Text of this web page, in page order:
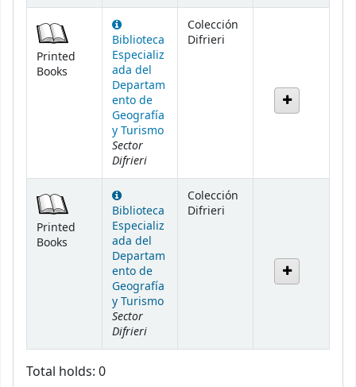
Printed
Books
Biblioteca
Especializ
ada del
Departam
ento de
Geografía
y Turismo
Sector
Difrieri
Colección
Difrieri
Printed
Books
Biblioteca
Especializ
ada del
Departam
ento de
Geografía
y Turismo
Sector
Difrieri
Colección
Difrieri
Total holds: 0